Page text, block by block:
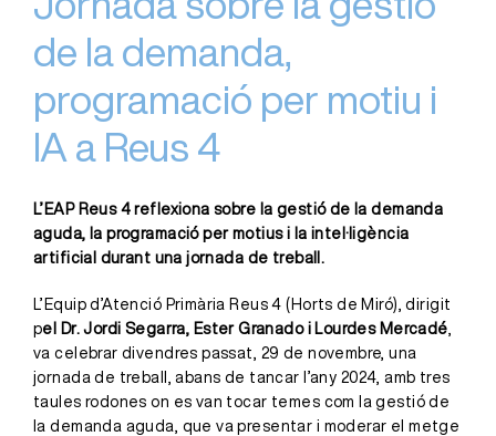
Ciutadania
Professionals
de la demanda,
programació per motiu i
IA a Reus 4
L’EAP Reus 4 reflexiona sobre la gestió de la demanda
aguda, la programació per motius i la intel·ligència
artificial durant una jornada de treball.
L’Equip d’Atenció Primària Reus 4 (Horts de Miró), dirigit
pel Dr. Jordi Segarra, Ester Granado i Lourdes Mercadé,
va celebrar divendres passat, 29 de novembre, una
jornada de treball, abans de tancar l’any 2024, amb tres
taules rodones on es van tocar temes com la gestió de
la demanda aguda, que va presentar i moderar el metge